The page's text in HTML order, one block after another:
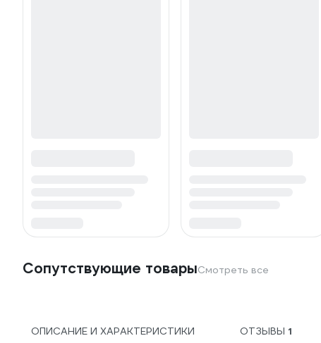
Сопутствующие товарыСмотреть все
ОПИСАНИЕ И ХАРАКТЕРИСТИКИ ОТЗЫВЫ 1